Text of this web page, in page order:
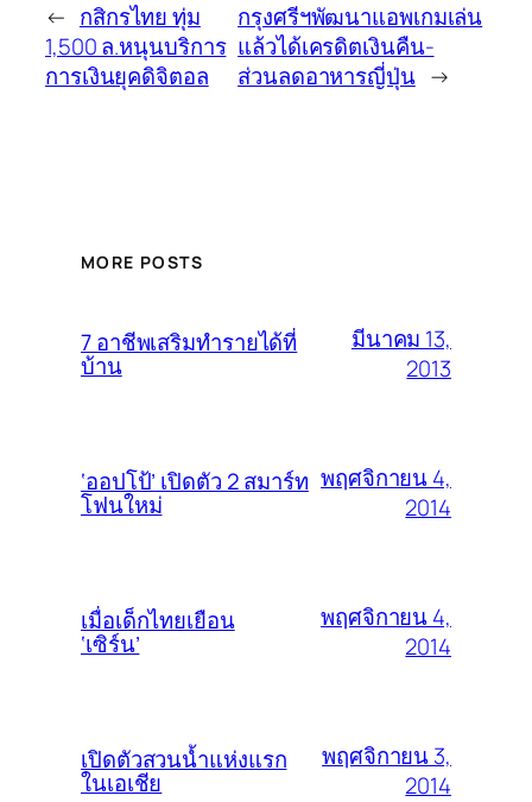
← กสิกรไทย ทุ่ม
1,500 ล.หนุนบริการ
การเงินยุคดิจิตอล
กรุงศรีฯพัฒนาแอพเกมเล่น
แล้วได้เครดิตเงินคืน-
ส่วนลดอาหารญี่ปุ่น →
MORE POSTS
7 อาชีพเสริมทำรายได้ที่
บ้าน
มีนาคม 13,
2013
‘ออปโป้’ เปิดตัว 2 สมาร์ท
โฟนใหม่
พฤศจิกายน 4,
2014
เมื่อเด็กไทยเยือน
‘เซิร์น’
พฤศจิกายน 4,
2014
เปิดตัวสวนน้ำแห่งแรก
ในเอเชีย
พฤศจิกายน 3,
2014